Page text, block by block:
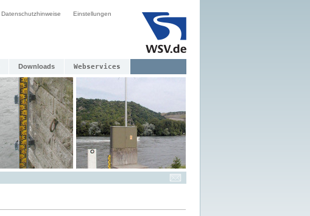
Datenschutzhinweise Einstellungen
Downloads Webservices